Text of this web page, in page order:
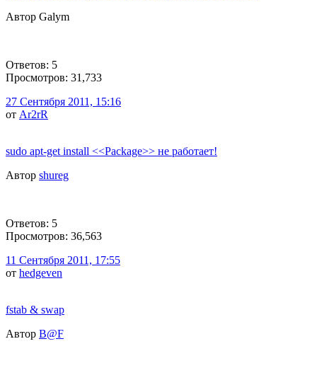
Автор Galym
Ответов: 5
Просмотров: 31,733
27 Сентября 2011, 15:16
от Ar2rR
sudo apt-get install <<Package>> не работает!
Автор shureg
Ответов: 5
Просмотров: 36,563
11 Сентября 2011, 17:55
от hedgeven
fstab & swap
Автор B@F